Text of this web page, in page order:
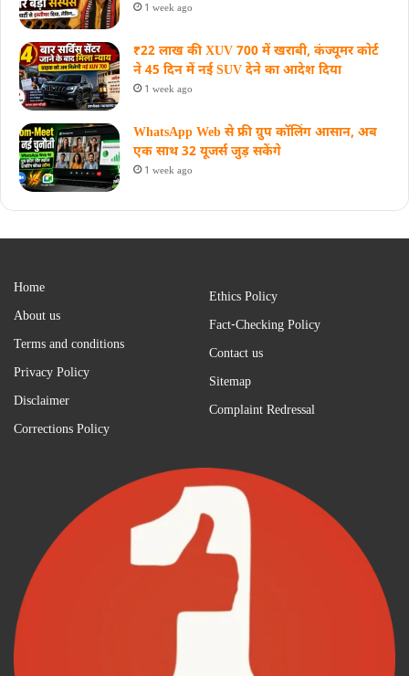
1 week ago
₹22 लाख की XUV 700 में खराबी, कंज्यूमर कोर्ट
ने 45 दिन में नई SUV देने का आदेश दिया
1 week ago
WhatsApp Web से फ्री ग्रुप कॉलिंग आसान, अब
एक साथ 32 यूजर्स जुड़ सकेंगे
1 week ago
Home
About us
Terms and conditions
Privacy Policy
Disclaimer
Corrections Policy
Ethics Policy
Fact-Checking Policy
Contact us
Sitemap
Complaint Redressal